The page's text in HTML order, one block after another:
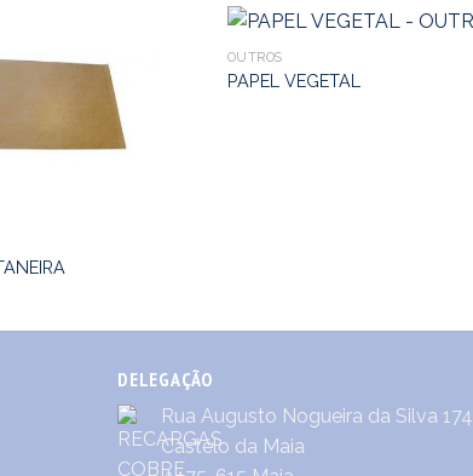
OUTROS
PAPEL VEGETAL
DELEGAÇÃO
Rua Augusto Nogueira da Silva
Castêlo da Maia